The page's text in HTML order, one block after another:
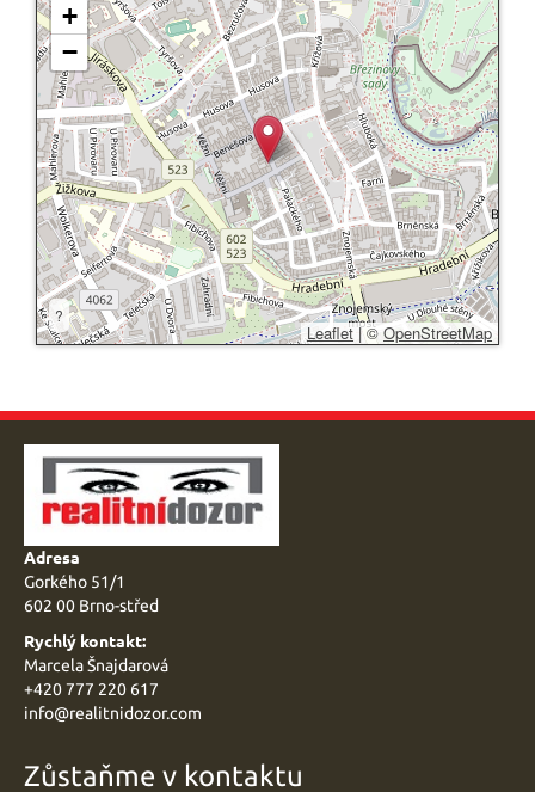
+
−
?
Leaflet |© OpenStreetMap
Adresa
Gorkého 51/1
602 00 Brno-střed
Rychlý kontakt:
Marcela Šnajdarová
+420 777 220 617
info@realitnidozor.com
Zůstaňme v kontaktu